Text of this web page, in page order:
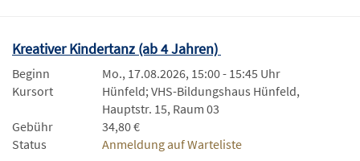
Kreativer Kindertanz (ab 4 Jahren)
Beginn
Mo., 17.08.2026, 15:00 - 15:45 Uhr
Kursort
Hünfeld; VHS-Bildungshaus Hünfeld,
Hauptstr. 15, Raum 03
Gebühr
34,80 €
Status
Anmeldung auf Warteliste